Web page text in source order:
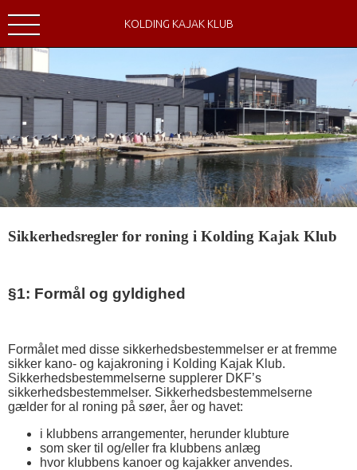
KOLDING KAJAK KLUB
Sikkerhedsregler for roning i Kolding Kajak Klub
§1: Formål og gyldighed
Formålet med disse sikkerhedsbestemmelser er at fremme
sikker kano- og kajakroning i Kolding Kajak Klub.
Sikkerhedsbestemmelserne supplerer DKF’s
sikkerhedsbestemmelser. Sikkerhedsbestemmelserne
gælder for al roning på søer, åer og havet:
i klubbens arrangementer, herunder klubture
som sker til og/eller fra klubbens anlæg
hvor klubbens kanoer og kajakker anvendes.